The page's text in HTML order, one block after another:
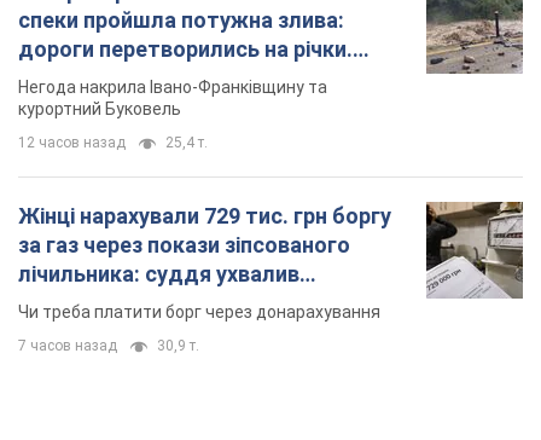
спеки пройшла потужна злива:
дороги перетворились на річки.
Відео
Негода накрила Івано-Франківщину та
курортний Буковель
12 часов назад 25,4 т.
Жінці нарахували 729 тис. грн боргу
за газ через покази зіпсованого
лічильника: суддя ухвалив
неочікуване рішення
Чи треба платити борг через донарахування
7 часов назад 30,9 т.